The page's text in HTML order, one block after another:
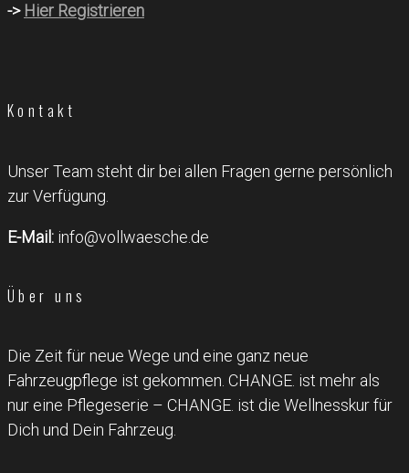
-> Hier Registrieren
Kontakt
Unser Team steht dir bei allen Fragen gerne persönlich
zur Verfügung.
E-Mail: info@vollwaesche.de
Über uns
Die Zeit für neue Wege und eine ganz neue
Fahrzeugpflege ist gekommen. CHANGE. ist mehr als
nur eine Pflegeserie – CHANGE. ist die Wellnesskur für
Dich und Dein Fahrzeug.